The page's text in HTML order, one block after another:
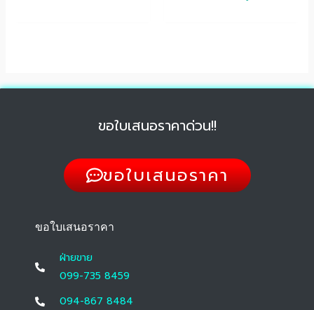
ขอใบเสนอราคาด่วน!!
ขอใบเสนอราคา
ขอใบเสนอราคา
ฝ่ายขาย
099-735 8459
094-867 8484